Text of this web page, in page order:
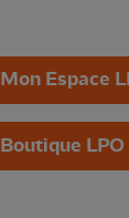
Mon Espace
Boutique LPO